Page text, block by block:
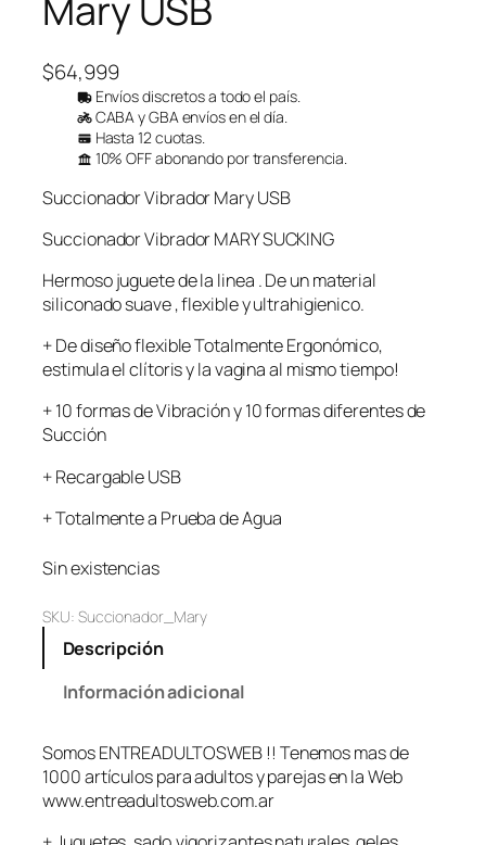
$64,999
Envíos discretos a todo el país.
CABA y GBA envíos en el día.
Hasta 12 cuotas.
10% OFF abonando por transferencia.
Succionador Vibrador Mary USB
Succionador Vibrador MARY SUCKING
Hermoso juguete de la linea . De un material
siliconado suave , flexible y ultrahigienico.
+ De diseño flexible Totalmente Ergonómico,
estimula el clítoris y la vagina al mismo tiempo!
+ 10 formas de Vibración y 10 formas diferentes de
Succión
+ Recargable USB
+ Totalmente a Prueba de Agua
Sin existencias
SKU: Succionador_Mary
Descripción
Información adicional
Somos ENTREADULTOSWEB !! Tenemos mas de
1000 artículos para adultos y parejas en la Web
www.entreadultosweb.com.ar